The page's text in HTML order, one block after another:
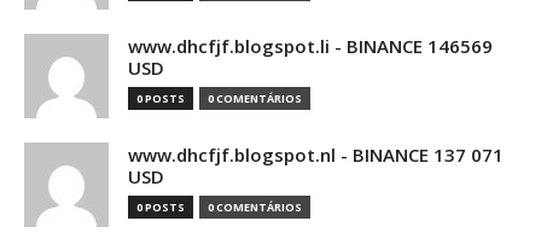
www.dhcfjf.blogspot.li - BINANCE 146569
USD
0 POSTS 0 COMENTÁRIOS
www.dhcfjf.blogspot.nl - BINANCE 137 071
USD
0 POSTS 0 COMENTÁRIOS